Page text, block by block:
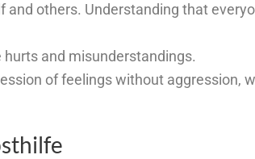
others. Understanding that
and misunderstandings.
of feelings without aggression,